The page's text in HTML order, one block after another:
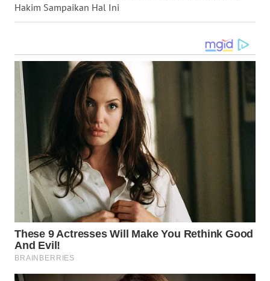
Hakim Sampaikan Hal Ini
GORONTALO
MALUKU
MALUT
WN
DAIRI
WN
DANAU
TOBA
WN